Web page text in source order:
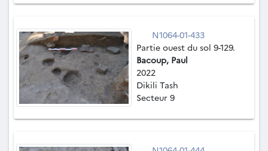
N1064-01-433
Partie ouest du sol 9-129.
Bacoup, Paul
2022
Dikili Tash
Secteur 9